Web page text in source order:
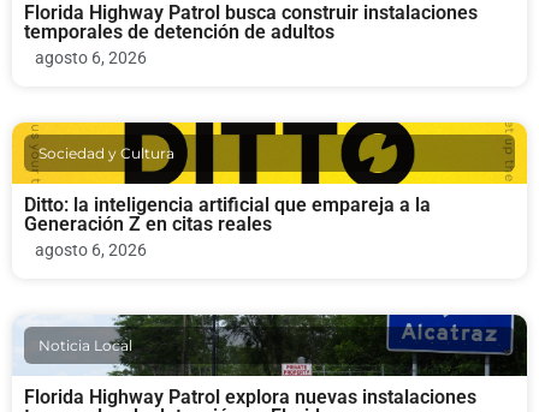
Florida Highway Patrol busca construir instalaciones
temporales de detención de adultos
agosto 6, 2026
Sociedad y Cultura
Ditto: la inteligencia artificial que empareja a la
Generación Z en citas reales
agosto 6, 2026
Noticia Local
Florida Highway Patrol explora nuevas instalaciones